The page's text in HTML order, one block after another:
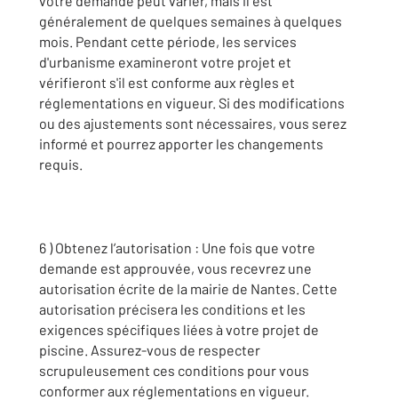
généralement de quelques semaines à quelques
mois. Pendant cette période, les services
d'urbanisme examineront votre projet et
vérifieront s'il est conforme aux règles et
réglementations en vigueur. Si des modifications
ou des ajustements sont nécessaires, vous serez
informé et pourrez apporter les changements
requis.
6 ) Obtenez l’autorisation : Une fois que votre
demande est approuvée, vous recevrez une
autorisation écrite de la mairie de Nantes. Cette
autorisation précisera les conditions et les
exigences spécifiques liées à votre projet de
piscine. Assurez-vous de respecter
scrupuleusement ces conditions pour vous
conformer aux réglementations en vigueur.